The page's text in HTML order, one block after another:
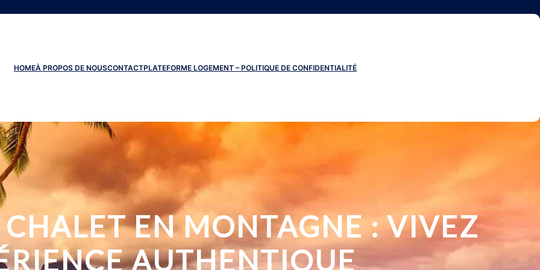
HOMEÀ PROPOS DE NOUSCONTACTPLATEFORME LOGEMENT – POLITIQUE DE CONFIDENTIALITÉ
EN MONTAGNE : VIVEZ
AUTHENTIQUE